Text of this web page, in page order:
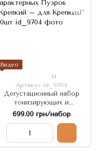
Видео
14
Артикул: id_9704
Дегустационный набор
тонизирующих и
характерных Пуэров
"Крепкий – для Крепких!"
699.00 грн/набор